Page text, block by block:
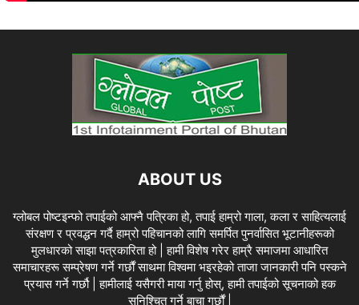
ABOUT US
ग्लोबल पोष्टइन्फो तपाईको आफ्नै पत्रिका हो, तपाई हाम्रो गाला, कला र साहित्यलाई
संरक्षण र प्रवद्धन गर्दै हाम्रो पहिचानको लागि समर्पित पुनर्वासित भूटानीहरूको
मुलधारको साझा पत्रकारिता हो | हामी विशेष गरेर हाम्रै समाजमा आधारित
समाचारहरू सम्प्रेषण गर्ने गर्छौं साथमा विश्वमा भइरहेको ताजा जानकारी पनि पस्कने
प्रयास गर्ने गर्छौ | हामीलाई यसैगरी माया गर्नु होस्, हामी तपाईको सूचनाको हक
सुनिश्चित गर्ने बाचा गर्छौं |